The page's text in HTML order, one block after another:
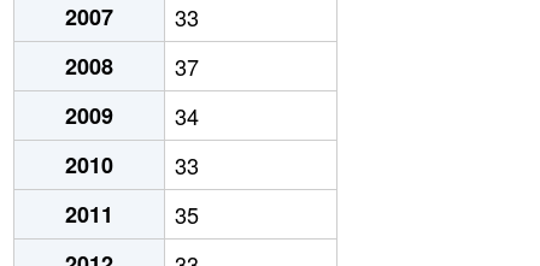
2007
33
2008
37
2009
34
2010
33
2011
35